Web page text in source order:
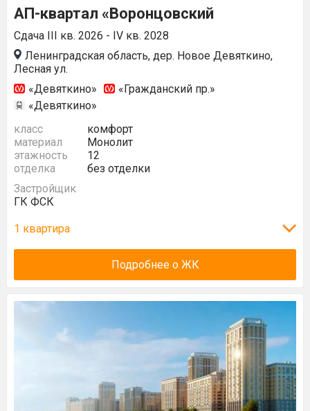
АП-квартал «Воронцовский
Сдача III кв. 2026 - IV кв. 2028
Ленинградская область, дер. Новое Девяткино,
Лесная ул.
«Девяткино»
«Гражданский пр.»
«Девяткино»
класс
комфорт
материал
Монолит
этажность
12
отделка
без отделки
Застройщик
ГК ФСК
1 квартира
Подробнее о ЖК